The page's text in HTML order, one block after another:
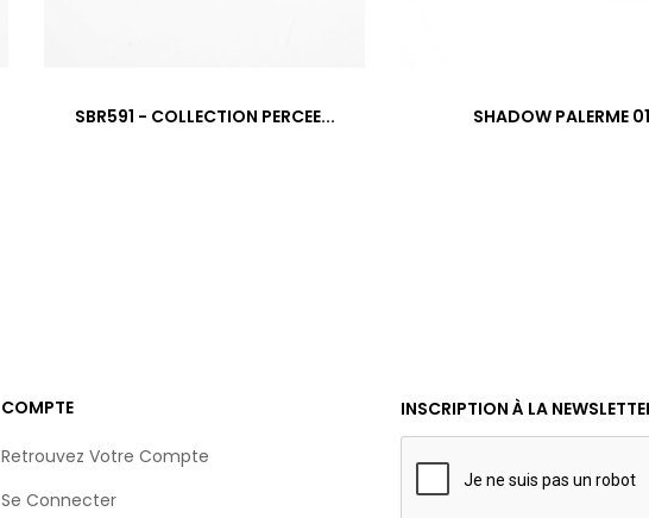
SBR591 - COLLECTION PERCEE... SHADOW PALERME 01
COMPTE
Retrouvez Votre Compte
Se Connecter
INSCRIPTION À LA